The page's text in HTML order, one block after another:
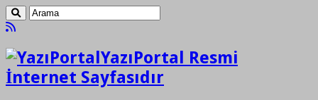
YazıPortal Resmi
İnternet Sayfasıdır